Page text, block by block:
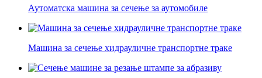
Аутоматска машина за сечење за аутомобиле
Машина за сечење хидрауличне транспортне траке